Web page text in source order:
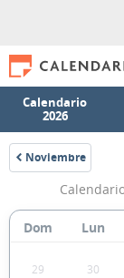
Calendario
2026
Noviembre
1914
Dom Lun
29 30